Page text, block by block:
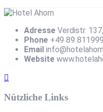
Adresse Verdistr.
Phone +49 89
Email
Website
Nützliche Links